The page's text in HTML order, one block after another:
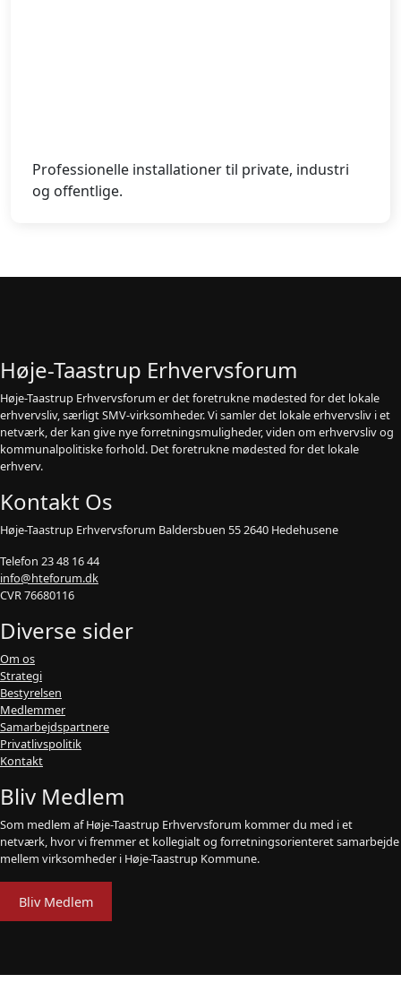
Professionelle installationer til private, industri
og offentlige.
Høje-Taastrup Erhvervsforum
Høje-Taastrup Erhvervsforum er det foretrukne mødested for det lokale
erhvervsliv, særligt SMV-virksomheder. Vi samler det lokale erhvervsliv i et
netværk, der kan give nye forretningsmuligheder, viden om erhvervsliv og
kommunalpolitiske forhold. Det foretrukne mødested for det lokale
erhverv.
Kontakt Os
Høje-Taastrup Erhvervsforum Baldersbuen 55 2640 Hedehusene
Telefon 23 48 16 44
info@hteforum.dk
CVR 76680116
Diverse sider
Om os
Strategi
Bestyrelsen
Medlemmer
Samarbejdspartnere
Privatlivspolitik
Kontakt
Bliv Medlem
Som medlem af Høje-Taastrup Erhvervsforum kommer du med i et
netværk, hvor vi fremmer et kollegialt og forretningsorienteret samarbejde
mellem virksomheder i Høje-Taastrup Kommune.
Bliv Medlem